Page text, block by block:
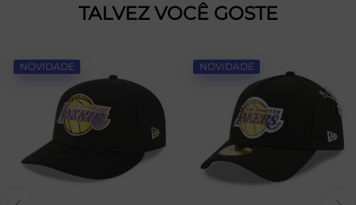
TALVEZ VOCÊ GOSTE
NOVIDADE NOVIDADE